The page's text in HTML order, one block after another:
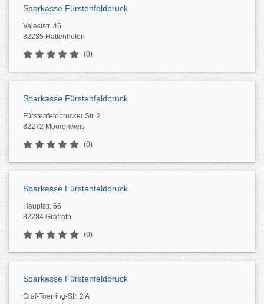
Sparkasse Fürstenfeldbruck
Valesistr. 46
82285 Hattenhofen
(0)
Sparkasse Fürstenfeldbruck
Fürstenfeldbrucker Str. 2
82272 Moorenweis
(0)
Sparkasse Fürstenfeldbruck
Hauptstr. 66
82284 Grafrath
(0)
Sparkasse Fürstenfeldbruck
Graf-Toerring-Str. 2 A